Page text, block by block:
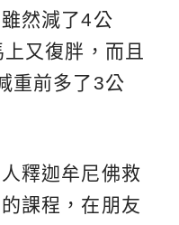
然減了4公
又復胖，而且
重前多了3公
釋迦牟尼佛救
課程，在朋友